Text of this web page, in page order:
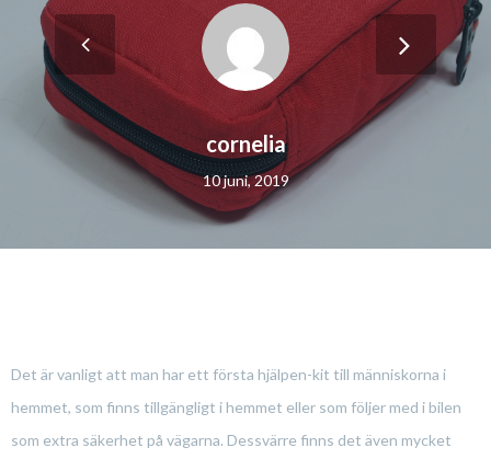
cornelia
10 juni, 2019
Det är vanligt att man har ett första hjälpen-kit till människorna i
hemmet, som finns tillgängligt i hemmet eller som följer med i bilen
som extra säkerhet på vägarna. Dessvärre finns det även mycket